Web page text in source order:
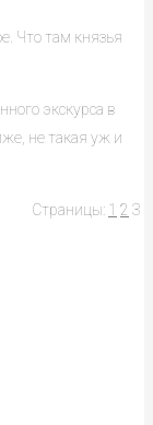
Что там князья
экскурса в
не такая уж и
Страницы: 1 2 3